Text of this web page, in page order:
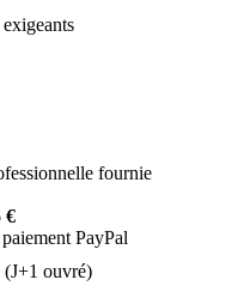
fournie
€
PayPal
ouvré)